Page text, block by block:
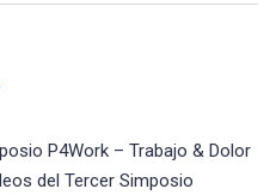
P4Work – Trabajo & Dolor
del Tercer Simposio